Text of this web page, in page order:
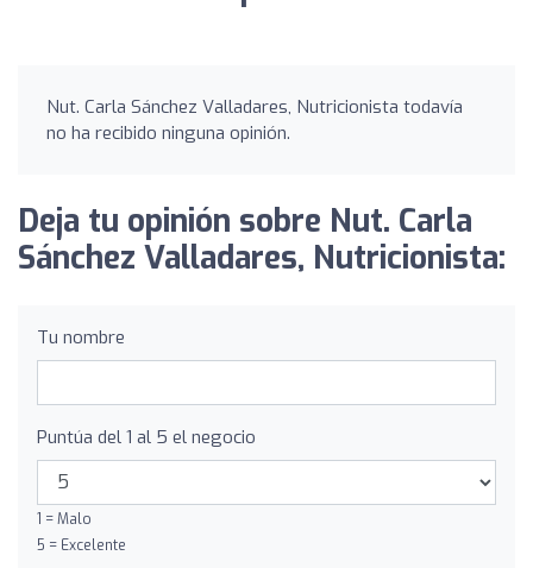
Nut. Carla Sánchez Valladares, Nutricionista todavía
no ha recibido ninguna opinión.
Deja tu opinión sobre Nut. Carla
Sánchez Valladares, Nutricionista:
Tu nombre
Puntúa del 1 al 5 el negocio
1 = Malo
5 = Excelente